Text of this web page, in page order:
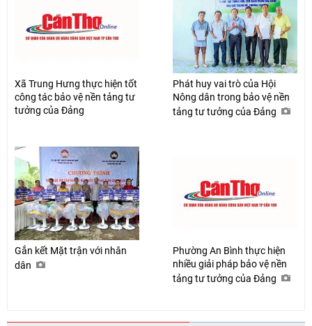
Xã Trung Hưng thực hiện tốt
công tác bảo vệ nền tảng tư
tưởng của Đảng
Phát huy vai trò của Hội
Nông dân trong bảo vệ nền
tảng tư tưởng của Đảng
Gắn kết Mặt trận với nhân
dân
Phường An Bình thực hiện
nhiều giải pháp bảo vệ nền
tảng tư tưởng của Đảng